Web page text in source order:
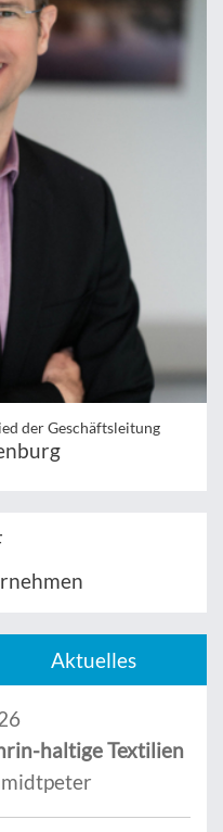
der Geschäftsleitung
Aktuelles
haltige Textilien